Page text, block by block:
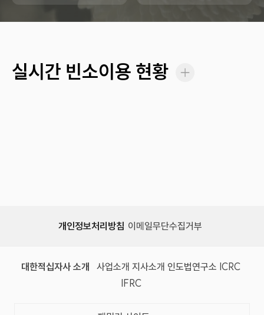
실시간 빈소이용 현황
개인정보처리방침 이메일무단수집거부
대한적십자사 소개 사업소개 지사소개 인도법연구소 ICRC
IFRC